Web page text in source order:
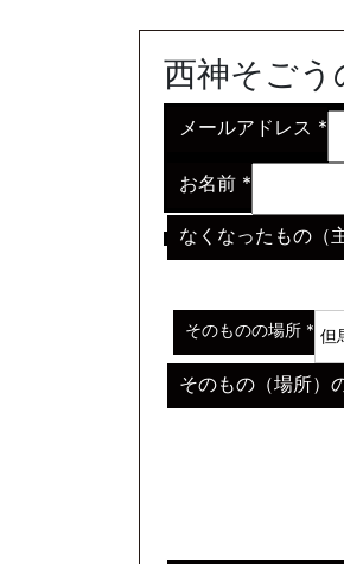
西神そごう
メールアドレス *
お名前 *
なくなったもの（
そのものの場所 *
そのもの（場所）